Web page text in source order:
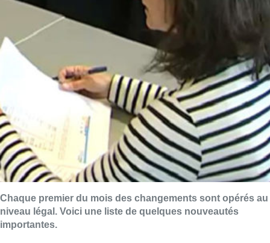
Chaque premier du mois des changements sont opérés au
niveau légal. Voici une liste de quelques nouveautés
importantes.